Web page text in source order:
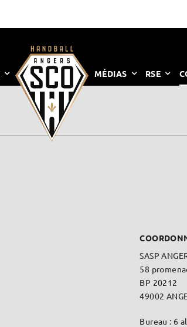
MÉDIAS RSE
SASP
58
BP 20212
49002
Bureau : 6